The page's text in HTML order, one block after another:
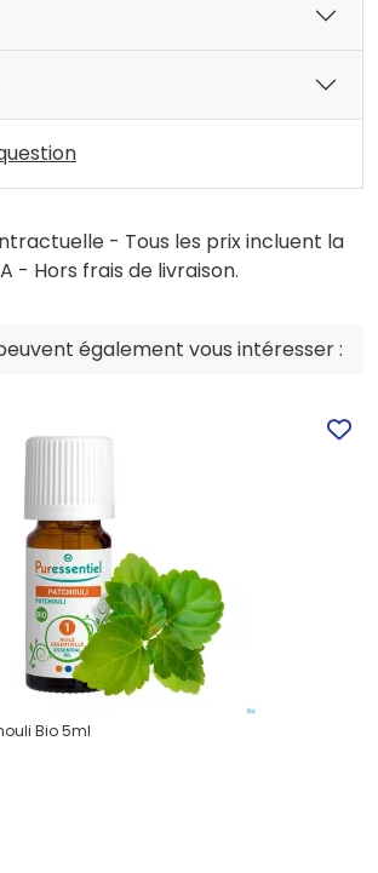
- Tous les prix incluent la
- Hors frais de livraison.
également vous intéresser :
Bio 5ml